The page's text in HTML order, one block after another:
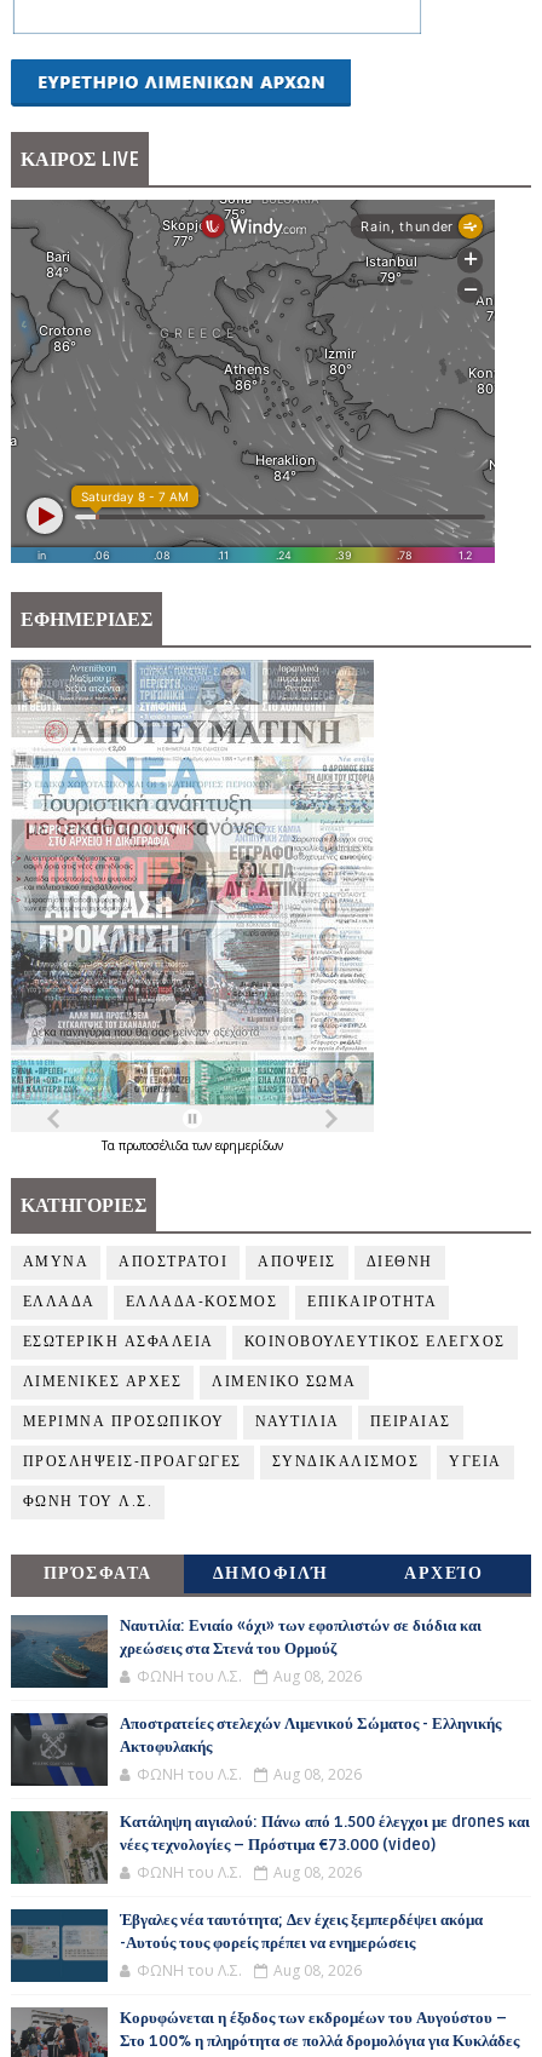
ΚΑΙΡΟΣ LIVE
ΕΦΗΜΕΡΙΔΕΣ
Τα πρωτοσέλιδατων εφημερίδων
ΚΑΤΗΓΟΡΙΕΣ
ΑΜΥΝΑ ΑΠΟΣΤΡΑΤΟΙ ΑΠΟΨΕΙΣ ΔΙΕΘΝΗ
ΕΛΛΑΔΑ ΕΛΛΑΔΑ-ΚΟΣΜΟΣ ΕΠΙΚΑΙΡΟΤΗΤΑ
ΕΣΩΤΕΡΙΚΗ ΑΣΦΑΛΕΙΑ ΚΟΙΝΟΒΟΥΛΕΥΤΙΚΟΣ ΕΛΕΓΧΟΣ
ΛΙΜΕΝΙΚΕΣ ΑΡΧΕΣ ΛΙΜΕΝΙΚΟ ΣΩΜΑ
ΜΕΡΙΜΝΑ ΠΡΟΣΩΠΙΚΟΥ ΝΑΥΤΙΛΙΑ ΠΕΙΡΑΙΑΣ
ΠΡΟΣΛΗΨΕΙΣ-ΠΡΟΑΓΩΓΕΣ ΣΥΝΔΙΚΑΛΙΣΜΟΣ ΥΓΕΙΑ
ΦΩΝΗ ΤΟΥ Λ.Σ.
ΠΡΌΣΦΑΤΑ ΔΗΜΟΦΙΛΉ ΑΡΧΕΊΟ
Ναυτιλία: Ενιαίο «όχι» των εφοπλιστών σε διόδια και
χρεώσεις στα Στενά του Ορμούζ
ΦΩΝΗ του Λ.Σ. Aug 08, 2026
Αποστρατείες στελεχών Λιμενικού Σώματος - Ελληνικής
Ακτοφυλακής
ΦΩΝΗ του Λ.Σ. Aug 08, 2026
Κατάληψη αιγιαλού: Πάνω από 1.500 έλεγχοι με drones και
νέες τεχνολογίες – Πρόστιμα €73.000 (video)
ΦΩΝΗ του Λ.Σ. Aug 08, 2026
Έβγαλες νέα ταυτότητα; Δεν έχεις ξεμπερδέψει ακόμα
-Αυτούς τους φορείς πρέπει να ενημερώσεις
ΦΩΝΗ του Λ.Σ. Aug 08, 2026
Κορυφώνεται η έξοδος των εκδρομέων του Αυγούστου –
Στο 100% η πληρότητα σε πολλά δρομολόγια για Κυκλάδες